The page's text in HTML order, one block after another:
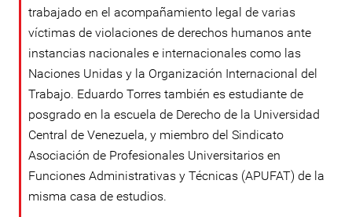
trabajado en el acompañamiento legal de varias
víctimas de violaciones de derechos humanos ante
instancias nacionales e internacionales como las
Naciones Unidas y la Organización Internacional del
Trabajo. Eduardo Torres también es estudiante de
posgrado en la escuela de Derecho de la Universidad
Central de Venezuela, y miembro del Sindicato
Asociación de Profesionales Universitarios en
Funciones Administrativas y Técnicas (APUFAT) de la
misma casa de estudios.